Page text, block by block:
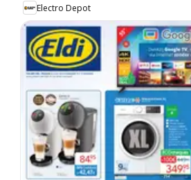
Electro Depot